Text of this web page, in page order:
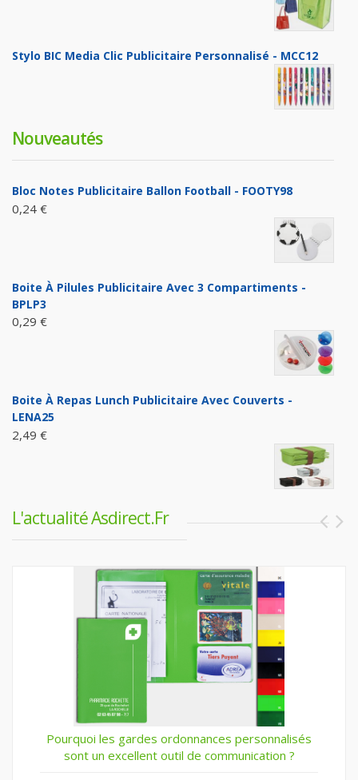
Stylo BIC Media Clic Publicitaire Personnalisé - MCC12
Nouveautés
Bloc Notes Publicitaire Ballon Football - FOOTY98
0,24 €
Boite À Pilules Publicitaire Avec 3 Compartiments -
BPLP3
0,29 €
Boite À Repas Lunch Publicitaire Avec Couverts -
LENA25
2,49 €
L'actualité Asdirect.fr
Sécurité Routière : Soyez Prudents et Visibles au
Quotidien